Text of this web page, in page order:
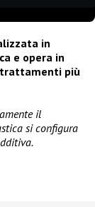
in
e opera in
trattamenti più
il
si configura